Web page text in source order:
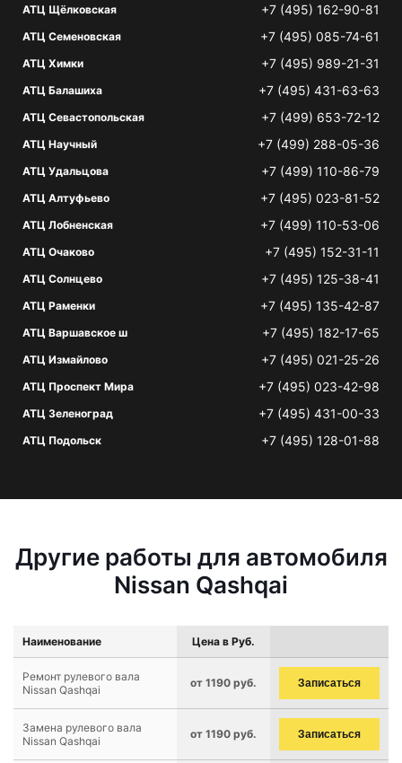
АТЦ Щёлковская +7 (495) 162-90-81
АТЦ Семеновская +7 (495) 085-74-61
АТЦ Химки +7 (495) 989-21-31
АТЦ Балашиха +7 (495) 431-63-63
АТЦ Севастопольская +7 (499) 653-72-12
АТЦ Научный +7 (499) 288-05-36
АТЦ Удальцова +7 (499) 110-86-79
АТЦ Алтуфьево +7 (495) 023-81-52
АТЦ Лобненская +7 (499) 110-53-06
АТЦ Очаково +7 (495) 152-31-11
АТЦ Солнцево +7 (495) 125-38-41
АТЦ Раменки +7 (495) 135-42-87
АТЦ Варшавское ш +7 (495) 182-17-65
АТЦ Измайлово +7 (495) 021-25-26
АТЦ Проспект Мира +7 (495) 023-42-98
АТЦ Зеленоград +7 (495) 431-00-33
АТЦ Подольск +7 (495) 128-01-88
Другие работы для автомобиля
Nissan Qashqai
Наименование Цена в Руб.
Ремонт рулевого вала
Nissan Qashqai
от 1190 руб. Записаться
Замена рулевого вала
Nissan Qashqai
от 1190 руб. Записаться